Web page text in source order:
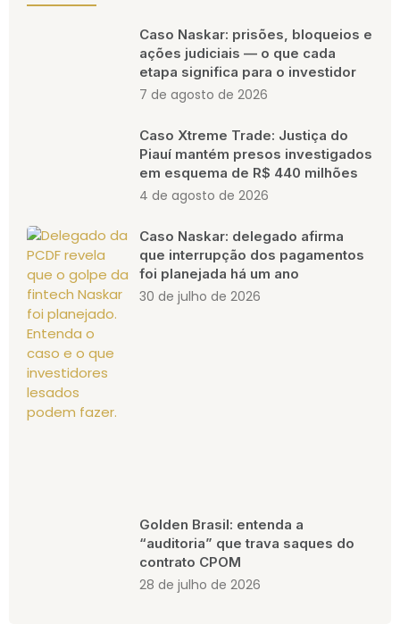
Caso Naskar: prisões, bloqueios e
ações judiciais — o que cada
etapa significa para o investidor
7 de agosto de 2026
Caso Xtreme Trade: Justiça do
Piauí mantém presos investigados
em esquema de R$ 440 milhões
4 de agosto de 2026
Caso Naskar: delegado afirma
que interrupção dos pagamentos
foi planejada há um ano
30 de julho de 2026
Golden Brasil: entenda a
“auditoria” que trava saques do
contrato CPOM
28 de julho de 2026